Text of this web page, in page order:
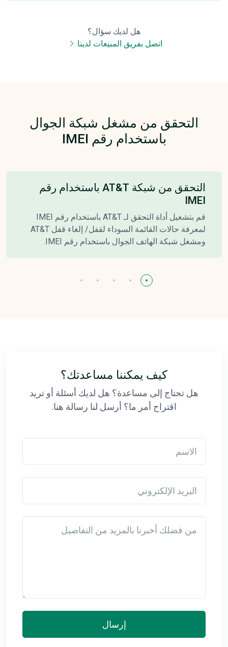
هل لديك سؤال؟
اتصل بفريق المبيعات لدينا
التحقق من مشغل شبكة الجوال
باستخدام رقم IMEI
التحقق من شبكة AT&T باستخدام رقم
IMEI
قم بتشغيل أداة التحقق لـ AT&T باستخدام رقم IMEI
لمعرفة حالات القائمة السوداء لقفل/ إلغاء قفل AT&T
ومشغل شبكة الهاتف الجوال باستخدام رقم IMEI.
كيف يمكننا مساعدتك؟
هل تحتاج إلى مساعدة؟ هل لديك أسئلة أو تريد
اقتراح أمر ما؟ أرسل لنا رسالة هنا.
إرسال